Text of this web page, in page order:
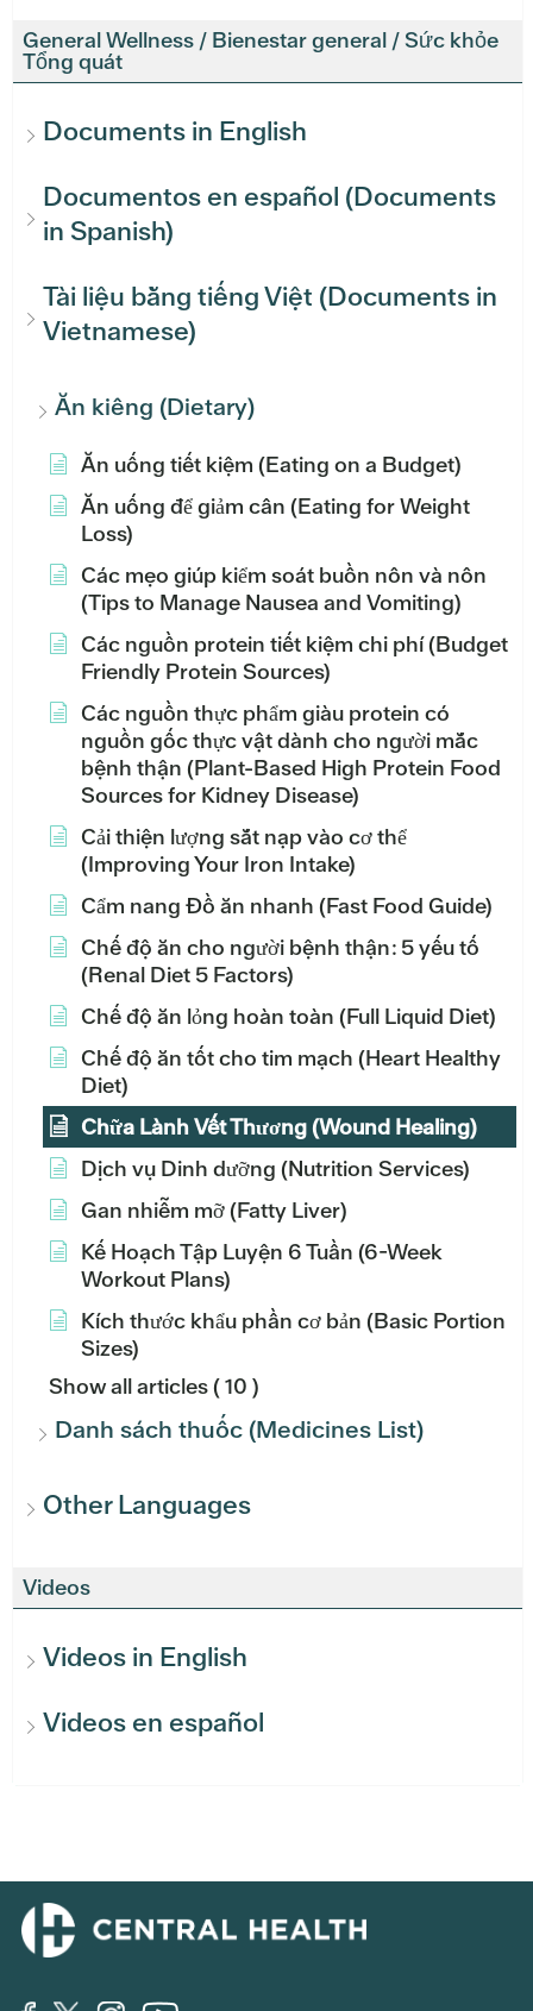
General Wellness / Bienestar general / Sức khỏe
Tổng quát
Documents in English
Documentos en español (Documents
in Spanish)
Tài liệu bằng tiếng Việt (Documents in
Vietnamese)
Ăn kiêng (Dietary)
Ăn uống tiết kiệm (Eating on a Budget)
Ăn uống để giảm cân (Eating for Weight
Loss)
Các mẹo giúp kiểm soát buồn nôn và nôn
(Tips to Manage Nausea and Vomiting)
Các nguồn protein tiết kiệm chi phí (Budget
Friendly Protein Sources)
Các nguồn thực phẩm giàu protein có
nguồn gốc thực vật dành cho người mắc
bệnh thận (Plant-Based High Protein Food
Sources for Kidney Disease)
Cải thiện lượng sắt nạp vào cơ thể
(Improving Your Iron Intake)
Cẩm nang Đồ ăn nhanh (Fast Food Guide)
Chế độ ăn cho người bệnh thận: 5 yếu tố
(Renal Diet 5 Factors)
Chế độ ăn lỏng hoàn toàn (Full Liquid Diet)
Chế độ ăn tốt cho tim mạch (Heart Healthy
Diet)
Chữa Lành Vết Thương (Wound Healing)
Dịch vụ Dinh dưỡng (Nutrition Services)
Gan nhiễm mỡ (Fatty Liver)
Kế Hoạch Tập Luyện 6 Tuần (6-Week
Workout Plans)
Kích thước khẩu phần cơ bản (Basic Portion
Sizes)
Show all articles( 10 )
Danh sách thuốc (Medicines List)
Other Languages
Videos
Videos in English
Videos en español